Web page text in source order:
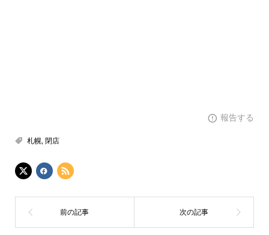
報告する
札幌, 閉店